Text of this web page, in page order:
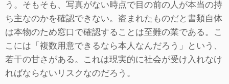
う。そもそも、写真がない時点で目の前の人が本当の持
ち主なのかを確認できない。盗まれたものだと書類自体
は本物のため窓口で確認することは至難の業である。こ
こには「複数用意できるなら本人なんだろう」という、
若干の甘さがある。これは現実的に社会が受け入れなけ
ればならないリスクなのだろう。